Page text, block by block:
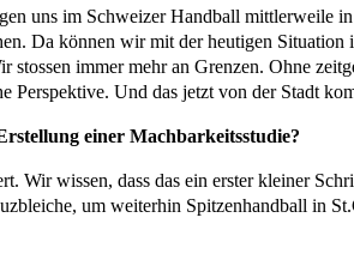
uns im Schweizer Handball mittlerweile
Da können wir mit der heutigen
immer mehr an Grenzen. Ohne
Und das jetzt von der Stadt
einer Machbarkeitsstudie?
wissen, dass das ein erster kleiner
um weiterhin Spitzenhandball in